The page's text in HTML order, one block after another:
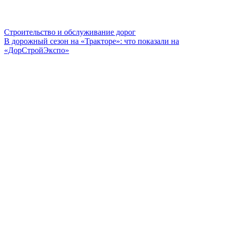
Строительство и обслуживание дорог
В дорожный сезон на «Тракторе»: что показали на
«ДорСтройЭкспо»